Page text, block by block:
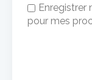
Enregistrer
pour mes